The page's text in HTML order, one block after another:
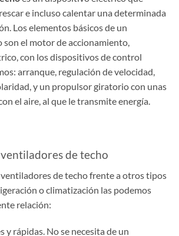
e incluso calentar una determinada
Los elementos básicos de un
el motor de accionamiento,
con los dispositivos de control
arranque, regulación de velocidad,
y un propulsor giratorio con unas
el aire, al que le transmite energía.
de techo
ventiladores de techo frente a otros tipos
o climatización las podemos
relación:
y rápidas. No se necesita de un